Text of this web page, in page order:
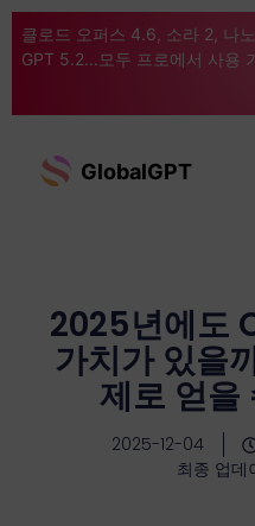
클로드 오퍼스 4.6, 소라 2, 나
GPT 5.2...모두 프로에서 사용
GlobalGPT
2025년에도
가치가 있을
제로 얻을
2025-12-04
최종 업